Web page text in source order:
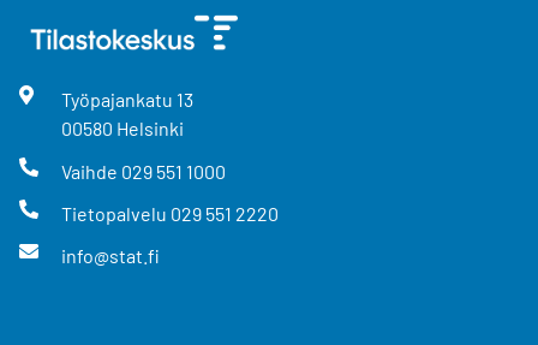
Työpajankatu 13
00580 Helsinki
Vaihde 029 551 1000
Tietopalvelu 029 551 2220
info@stat.fi